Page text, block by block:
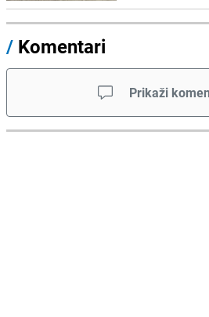
/ Komentari
Prikaži